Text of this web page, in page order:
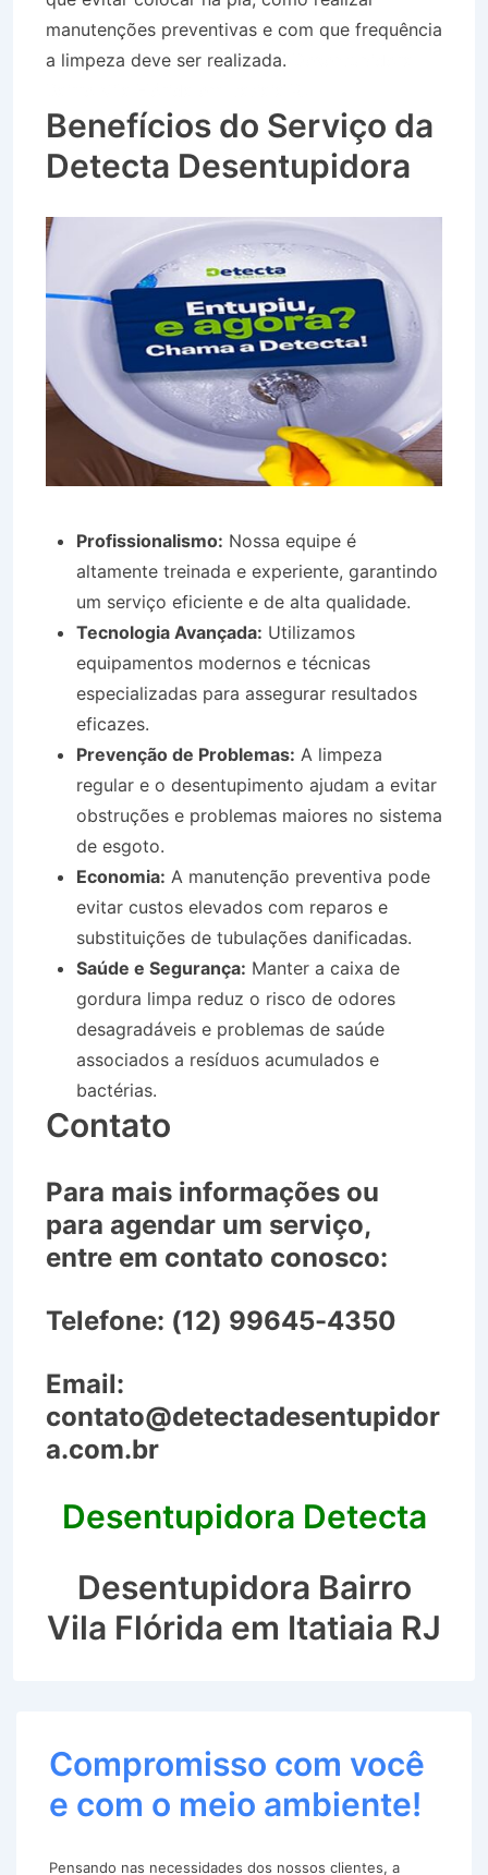
manutenções preventivas e com que frequência
a limpeza deve ser realizada.
Benefícios do Serviço da
Detecta Desentupidora
Profissionalismo: Nossa equipe é
altamente treinada e experiente, garantindo
um serviço eficiente e de alta qualidade.
Tecnologia Avançada: Utilizamos
equipamentos modernos e técnicas
especializadas para assegurar resultados
eficazes.
Prevenção de Problemas: A limpeza
regular e o desentupimento ajudam a evitar
obstruções e problemas maiores no sistema
de esgoto.
Economia: A manutenção preventiva pode
evitar custos elevados com reparos e
substituições de tubulações danificadas.
Saúde e Segurança: Manter a caixa de
gordura limpa reduz o risco de odores
desagradáveis e problemas de saúde
associados a resíduos acumulados e
bactérias.
Contato
Para mais informações ou
para agendar um serviço,
entre em contato conosco:
Telefone: (12) 99645-4350
Email:
contato@detectadesentupidor
a.com.br
Desentupidora Detecta
Desentupidora Bairro
Vila Flórida em Itatiaia RJ
Compromisso com você
e com o meio ambiente!
Pensando nas necessidades dos nossos clientes, a